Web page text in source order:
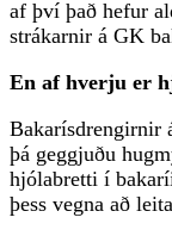
af því það hefur
strákarnir á GK
En af hverju er
Bakarísdrengirnir
þá geggjuðu
hjólabretti í
þess vegna að